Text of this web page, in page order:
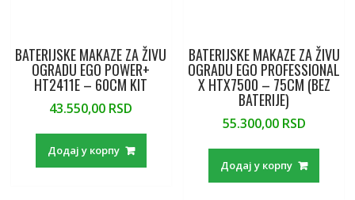
BATERIJSKE MAKAZE ZA ŽIVU
OGRADU EGO POWER+
HT2411E – 60CM KIT
43.550,00 RSD
Додај у корпу
BATERIJSKE MAKAZE ZA ŽIVU
OGRADU EGO PROFESSIONAL
X HTX7500 – 75CM (BEZ
BATERIJE)
55.300,00 RSD
Додај у корпу